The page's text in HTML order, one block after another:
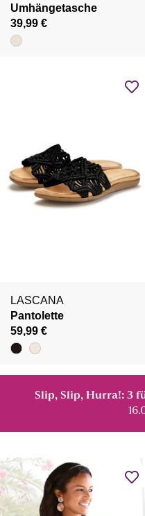
Umhängetasche
39,99 €
LASCANA
Pantolette
59,99 €
Slip, Slip, Hurra!: 3